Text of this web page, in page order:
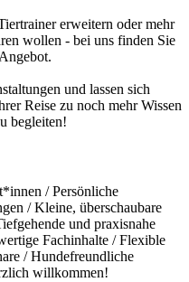
erweitern oder mehr
wollen - bei uns finden Sie
und lassen sich
Reise zu noch mehr Wissen
begleiten!
/ Persönliche
/ Kleine, überschaubare
und praxisnahe
Fachinhalte / Flexible
/ Hundefreundliche
willkommen!